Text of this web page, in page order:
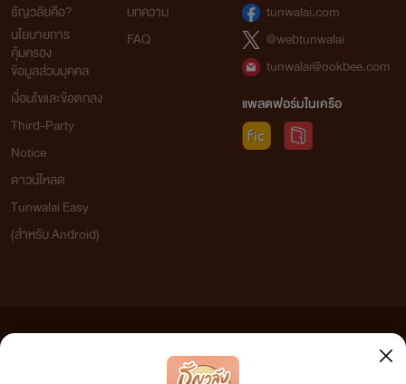
ธัญวลัยคือ?
นโยบายการ
คุ้มครอง
ข้อมูลส่วนบุคคล
เงื่อนไขและข้อตกลง
Third-Party
Notice
ดาวน์โหลด
Tunwalai Easy
(สำหรับ Android)
บทความ
FAQ
tunwalai.com
@webtunwalai
tunwalai@ookbee.com
แพลตฟอร์มในเครือ
เว็บไซต์แห่งนี้ไม่ได้เห็นด้วยและไม่ขอรับผิดชอบต่อข้อความใดๆ ทั้งสิ้น ดังนั้นผู้อ่านทุกท่านโปรดใช้